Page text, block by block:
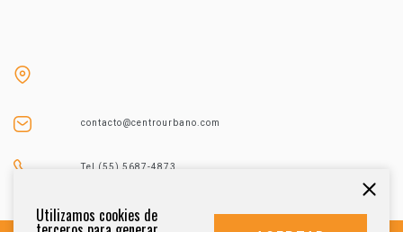
contacto@centrourbano.com
Tel (55) 5687-4873
Utilizamos cookies de